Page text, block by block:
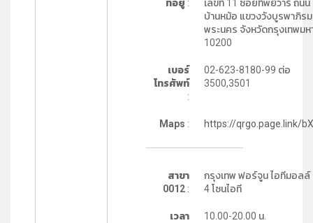
ที่อยู่:
เลขที่ 11 ซอยทิพย์วารี ถนน
บ้านหม้อ แขวงวังบูรพาภิรม
พระนคร จังหวัดกรุงเทพมห
10200
เบอร์
โทรศัพท์
:
02-623-8180-99 ต่อ
3500,3501
Maps : https://qrgo.page.link/
สาขา
0012:
กรุงเทพ ฟอร์จูน ไอทีมอลล์
4 โซนไอที
เวลา
10.00-20.00 น.